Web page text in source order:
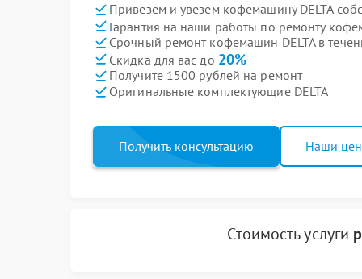
Привезем и увезем кофемашину DELTA
Гарантия на наши работы по ремонту
Срочный ремонт кофемашин DELTA в
Скидка для вас до 20%
Получите 1500 рублей на ремонт
Оригинальные комплектующие DELTA
Получить консультацию Наши
Стоимость услуги